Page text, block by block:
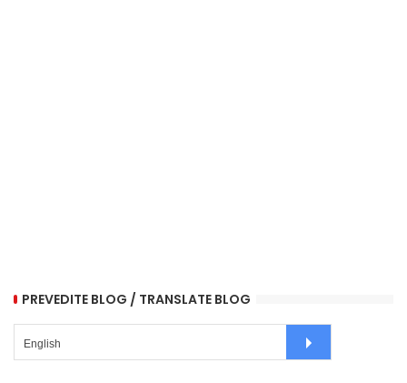
PREVEDITE BLOG / TRANSLATE BLOG